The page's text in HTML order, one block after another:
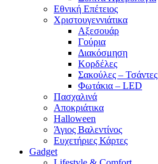
Εθνική Επέτειος
Χριστουγεννιάτικα
Αξεσουάρ
Γούρια
Διακόσμηση
Κορδέλες
Σακούλες – Τσάντες
Φωτάκια – LED
Πασχαλινά
Αποκριάτικα
Halloween
Άγιος Βαλεντίνος
Ευχετήριες Κάρτες
Gadget